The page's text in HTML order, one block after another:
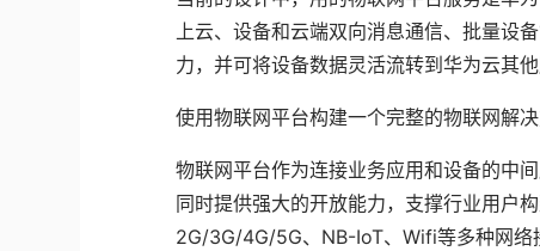
上云、设备和云端双向消息通信、批量设
力，并可将设备数据灵活流转到华为云其他
使用物联网平台构建一个完整的物联网解
物联网平台作为连接业务应用和设备的中
同时提供强大的开放能力，支撑行业用户
2G/3G/4G/5G、NB-IoT、Wifi等多种网络